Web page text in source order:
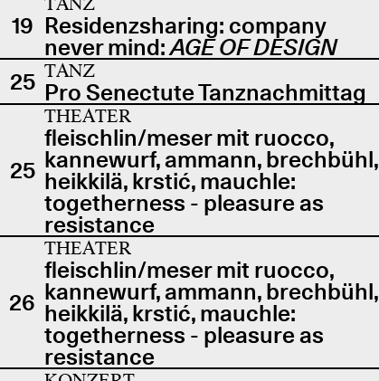
19 Residenzsharing: company
never mind:AGE OF DESIGN
25 TANZ
Pro Senectute Tanznachmittag
25
THEATER
fleischlin/meser mit ruocco,
kannewurf, ammann, brechbühl,
heikkilä, krstić, mauchle:
togetherness - pleasure as
resistance
26
THEATER
fleischlin/meser mit ruocco,
kannewurf, ammann, brechbühl,
heikkilä, krstić, mauchle:
togetherness - pleasure as
resistance